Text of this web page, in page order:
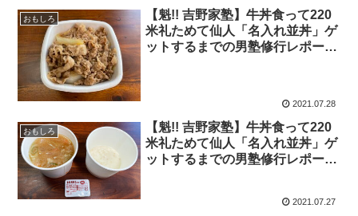
おもしろ
【魁!! 吉野家塾】牛丼食って220
米礼ためて仙人「名入れ並丼」ゲ
ットするまでの男塾修行レポー
2021.07.28
おもしろ
【魁!! 吉野家塾】牛丼食って220
米礼ためて仙人「名入れ並丼」ゲ
ットするまでの男塾修行レポー
2021.07.27